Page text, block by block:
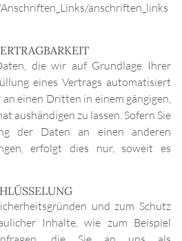
anschriften_links
die wir auf Grundlage Ihrer
eines Vertrags automatisiert
einen Dritten in einem gängigen,
aushändigen zu lassen. Sofern Sie
der Daten an einen anderen
erfolgt dies nur, soweit es
und zum Schutz
Inhalte, wie zum Beispiel